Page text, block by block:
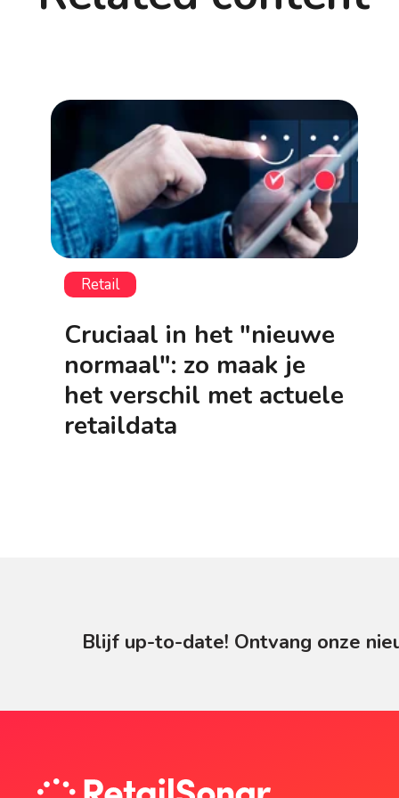
Retail
Cruciaal in het "nieuwe
normaal": zo maak je
het verschil met actuele
retaildata
Blijf up-to-date! Ontvang onze